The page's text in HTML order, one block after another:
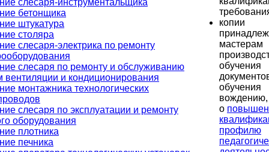
бетонщика
штукатура
столяра
слесаря-электрика по ремонту
слесаря по ремонту и обслуживанию
вентиляции и кондиционирования
монтажника технологических
слесаря по эксплуатации и ремонту
оборудования
плотника
печника
копии
мастерам
обучения
обучения
вождению,
о
профилю